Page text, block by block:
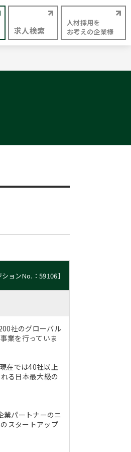
求人検索
人材採用を
お考えの企業様
ションNo.：59106］
社のグローバル
業を行っていま
在では40社以上
る日本最大級の
業パートナーのニ
スタートアップ